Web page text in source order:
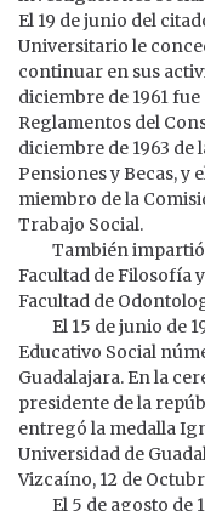
El 19 de junio del
Universitario le
continuar en sus
diciembre de 1961
Reglamentos del
diciembre de 1963 de
Pensiones y Becas, y
miembro de la
Trabajo Social.
También
Facultad de Filosofía
Facultad de
El 15 de junio de
Educativo Social
Guadalajara. En la
presidente de la
entregó la medalla
Universidad de
Vizcaíno, 12 de
El 5 de agosto de